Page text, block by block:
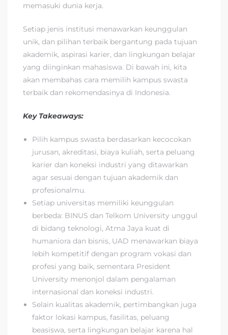
memasuki dunia kerja.
Setiap jenis institusi menawarkan keunggulan
unik, dan pilihan terbaik bergantung pada tujuan
akademik, aspirasi karier, dan lingkungan belajar
yang diinginkan mahasiswa. Di bawah ini, kita
akan membahas cara memilih kampus swasta
terbaik dan rekomendasinya di Indonesia.
Key Takeaways:
Pilih kampus swasta berdasarkan kecocokan
jurusan, akreditasi, biaya kuliah, serta peluang
karier dan koneksi industri yang ditawarkan
agar sesuai dengan tujuan akademik dan
profesionalmu.
Setiap universitas memiliki keunggulan
berbeda: BINUS dan Telkom University unggul
di bidang teknologi, Atma Jaya kuat di
humaniora dan bisnis, UAD menawarkan biaya
lebih kompetitif dengan program vokasi dan
profesi yang baik, sementara President
University menonjol dalam pengalaman
internasional dan koneksi industri.
Selain kualitas akademik, pertimbangkan juga
faktor lokasi kampus, fasilitas, peluang
beasiswa, serta lingkungan belajar karena hal